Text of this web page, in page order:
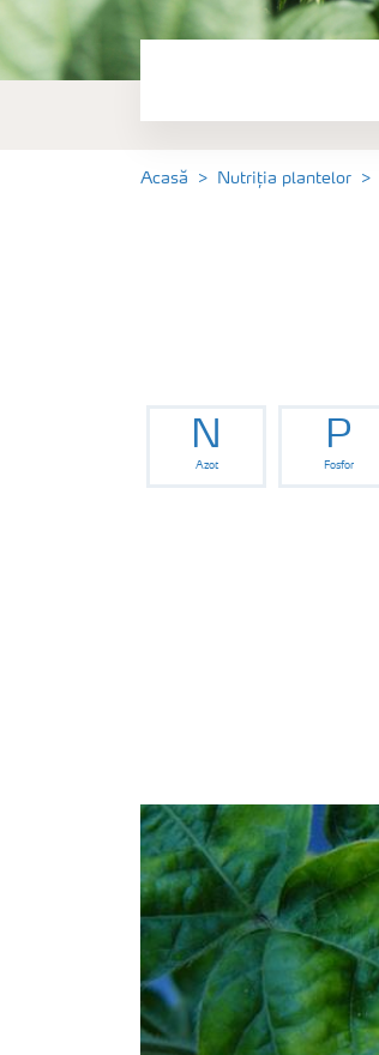
Cultură
Unelte și servicii
Acasă Nutriția plantelor
N
Azot
P
Fosfor